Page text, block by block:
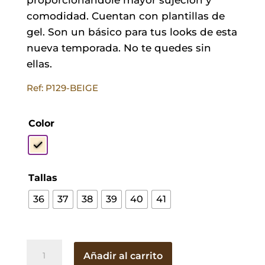
comodidad. Cuentan con plantillas de
gel. Son un básico para tus looks de esta
nueva temporada. No te quedes sin
ellas.
Ref: P129-BEIGE
Color
Tallas
36
37 38 39 40 41
Añadir al carrito